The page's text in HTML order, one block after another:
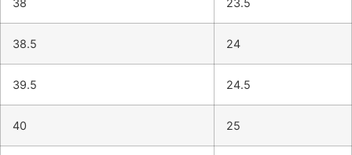
38 23.5
38.5 24
39.5 24.5
40 25